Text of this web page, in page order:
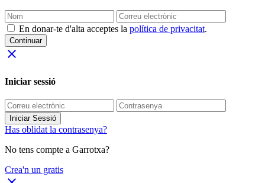
En donar-te d'alta acceptes la política de privacitat.
Continuar
close
Iniciar sessió
Iniciar Sessió
Has oblidat la contrasenya?
No tens compte a Garrotxa?
Crea'n un gratis